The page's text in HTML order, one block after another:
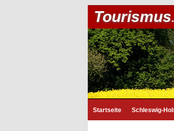
Tourismus
Startseite Schleswig-